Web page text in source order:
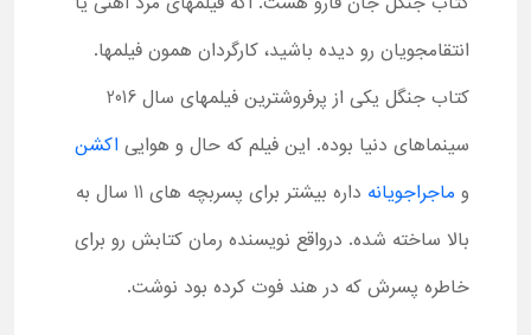
انتقامجویان رو دیده باشید، کارگردان همون فیلمها.
کتاب جنگل یکی از پرفروشترین فیلمهای سال 2016
سینماهای دنیا بوده. این فیلم که حال و هوایی اکشن
و ماجراجویانه
داره بیشتر برای پسربچه های 11 سال به
بالا ساخته شده. درواقع نویسنده رمان کتابش رو برای
خاطره پسرش که در هند فوت کرده بود نوشت.